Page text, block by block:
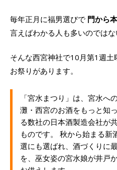
毎年正月に福男選びで 門から
言えばわかる人も多いのではな
そんな西宮神社で10月第1週土
お祭りがあります。
「宮水まつり」は、宮水へ
灘・西宮のお酒をもっと知
る数社の日本酒製造会社が
ものです。 秋から始まる新
選にも選ばれ、酒づくりに
を、巫女姿の宮水娘が井戸